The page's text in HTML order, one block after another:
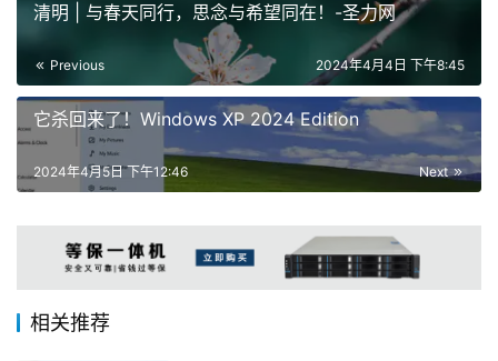
清明 | 与春天同行，思念与希望同在！-圣力网
Previous 2024年4月4日 下午8:45
它杀回来了！Windows XP 2024 Edition
Next
2024年4月5日 下午12:46
相关推荐